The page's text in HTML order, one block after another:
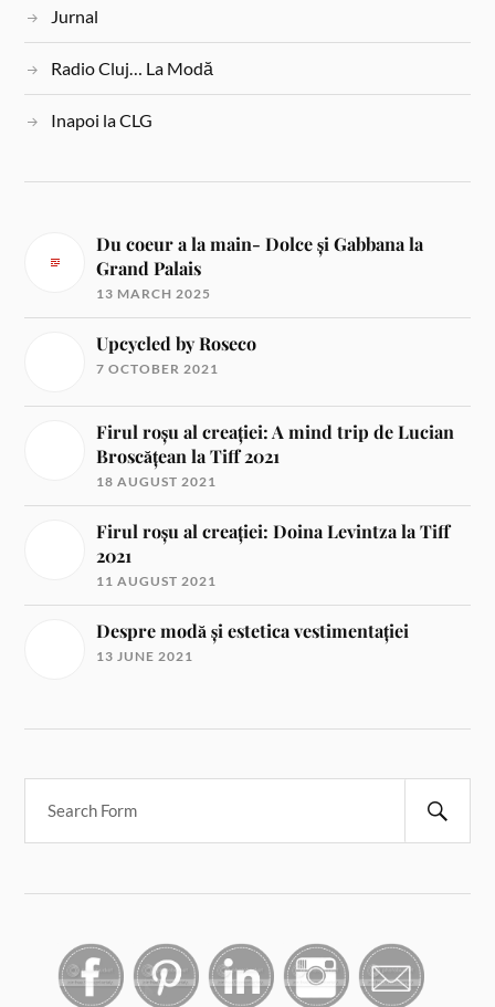
Jurnal
Radio Cluj… La Modă
Inapoi la CLG
Du coeur a la main- Dolce și Gabbana la
Grand Palais
13 MARCH 2025
Upcycled by Roseco
7 OCTOBER 2021
Firul roșu al creației: A mind trip de Lucian
Broscățean la Tiff 2021
18 AUGUST 2021
Firul roșu al creației: Doina Levintza la Tiff
2021
11 AUGUST 2021
Despre modă și estetica vestimentației
13 JUNE 2021